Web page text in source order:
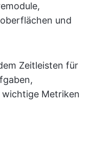
und
Zeitleisten für
wichtige Metriken